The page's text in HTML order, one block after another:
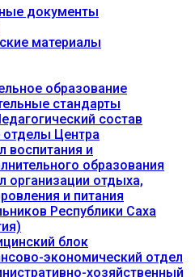
документы
материалы
образование
стандарты
состав
Центра
воспитания и
образования
организации отдыха,
и питания
Республики Саха
блок
экономический отдел
хозяйственный